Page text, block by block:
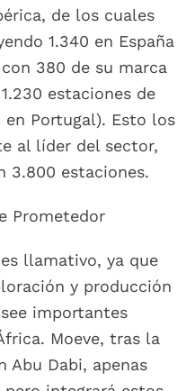
de los cuales
1.340 en España
380 de su marca
estaciones de
en Portugal). Esto los
al líder del sector,
3.800 estaciones.
Prometedor
llamativo, ya que
y producción
importantes
Moeve, tras la
Abu Dabi, apenas